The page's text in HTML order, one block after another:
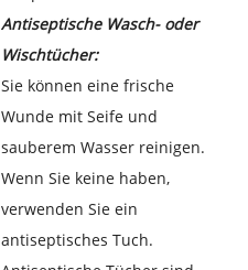
Antiseptische Wasch- oder
Wischtücher:
Sie können eine frische
Wunde mit Seife und
sauberem Wasser reinigen.
Wenn Sie keine haben,
verwenden Sie ein
antiseptisches Tuch.